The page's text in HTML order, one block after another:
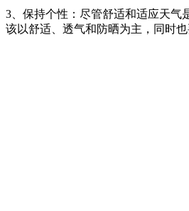
3、保持个性：尽管舒适和适应天气
该以舒适、透气和防晒为主，同时